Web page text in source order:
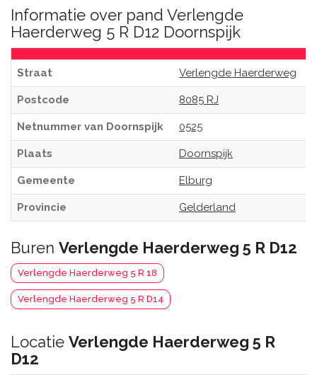
Informatie over pand Verlengde
Haerderweg 5 R D12 Doornspijk
Straat Verlengde Haerderweg
Postcode 8085 RJ
Netnummer van Doornspijk 0525
Plaats Doornspijk
Gemeente Elburg
Provincie Gelderland
Buren Verlengde Haerderweg 5 R D12
Verlengde Haerderweg 5 R 18
Verlengde Haerderweg 5 R D14
Locatie Verlengde Haerderweg 5 R
D12